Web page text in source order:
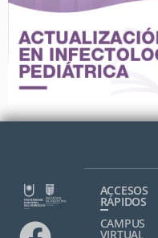
ACCESOS
RÁPIDOS
CAMPUS
VIRTUAL